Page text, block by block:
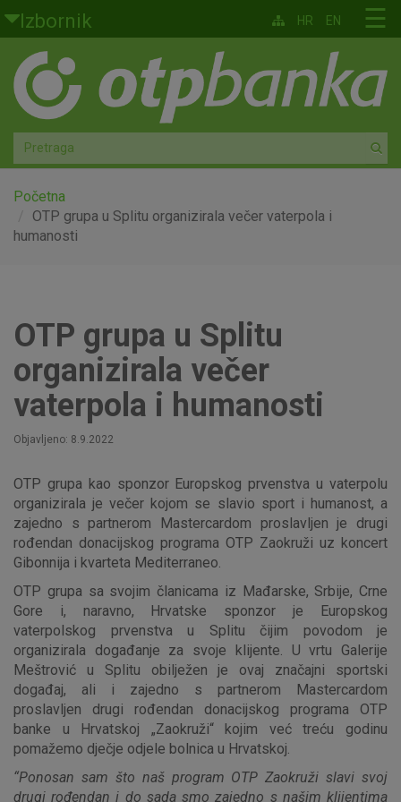
Skoči na glavni sadržaj
Izbornik
Građani
Privatno bankarstvo
Agro
Mala poduzeća i obrtnici
Srednja i velika poduzeća
Faktoring
O nama
☰
HR EN
Početna
OTP grupa u Splitu organizirala večer vaterpola i
humanosti
OTP grupa u Splitu
organizirala večer
vaterpola i humanosti
Objavljeno: 8.9.2022
OTP grupa kao sponzor Europskog prvenstva u vaterpolu
organizirala je večer kojom se slavio sport i humanost, a
zajedno s partnerom Mastercardom proslavljen je drugi
rođendan donacijskog programa OTP Zaokruži uz koncert
Gibonnija i kvarteta Mediterraneo.
OTP grupa sa svojim članicama iz Mađarske, Srbije, Crne
Gore i, naravno, Hrvatske sponzor je Europskog
vaterpolskog prvenstva u Splitu čijim povodom je
organizirala događanje za svoje klijente. U vrtu Galerije
Meštrović u Splitu obilježen je ovaj značajni sportski
događaj, ali i zajedno s partnerom Mastercardom
proslavljen drugi rođendan donacijskog programa OTP
banke u Hrvatskoj „Zaokruži“ kojim već treću godinu
pomažemo dječje odjele bolnica u Hrvatskoj.
“Ponosan sam što naš program OTP Zaokruži slavi svoj
drugi rođendan i do sada smo zajedno s našim klijentima